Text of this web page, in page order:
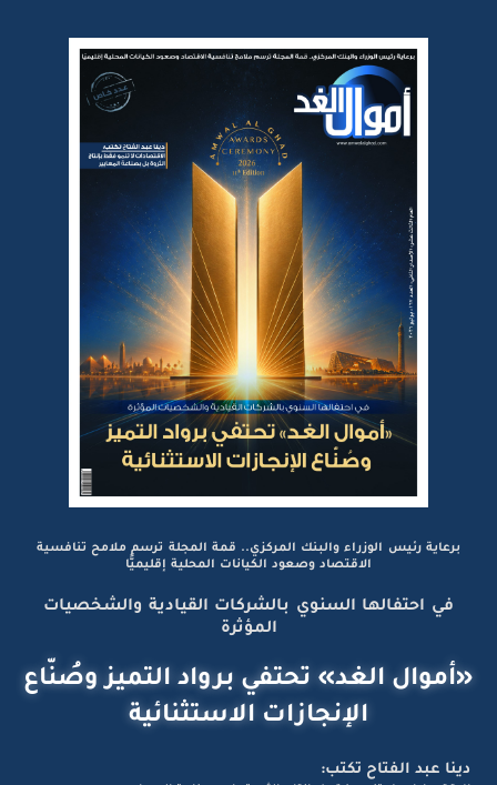
برعاية رئيس الوزراء والبنك المركزي.. قمة المجلة ترسم ملامح تنافسية
الاقتصاد وصعود الكيانات المحلية إقليميًّا
في احتفالها السنوي بالشركات القيادية والشخصيات
المؤثرة
«أموال الغد» تحتفي برواد التميز وصُنّاع
الإنجازات الاستثنائية